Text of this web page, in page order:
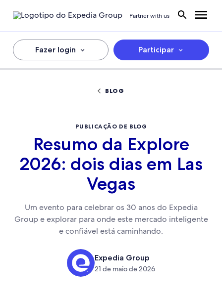
Partner with us
Fazer login Participar
BLOG
PUBLICAÇÃO DE BLOG
Resumo da Explore
2026: dois dias em Las
Vegas
Um evento para celebrar os 30 anos do Expedia
Group e explorar para onde este mercado inteligente
e confiável está caminhando.
Expedia Group
21 de maio de 2026